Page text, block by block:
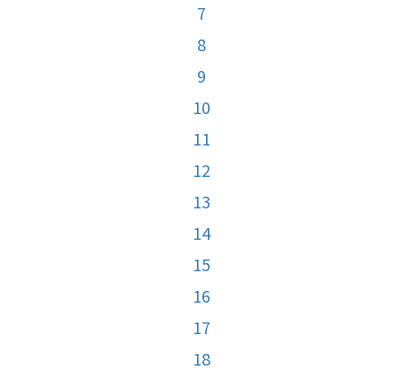
7
8
9
10
11
12
13
14
15
16
17
18